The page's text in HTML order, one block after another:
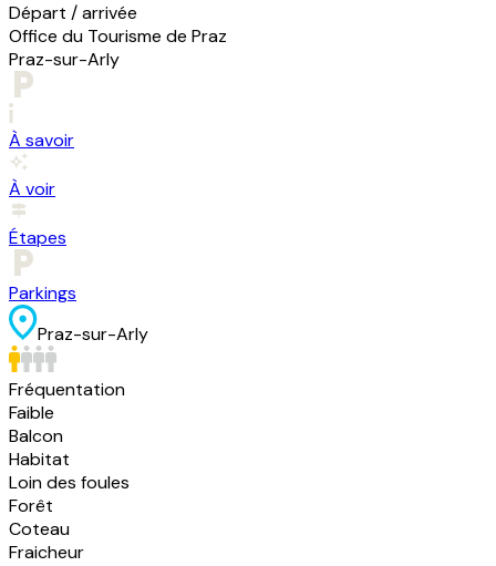
Départ / arrivée
Office du Tourisme de Praz
Praz-sur-Arly
À savoir
À voir
Étapes
Parkings
Praz-sur-Arly
Fréquentation
Faible
Balcon
Habitat
Loin des foules
Forêt
Coteau
Fraicheur